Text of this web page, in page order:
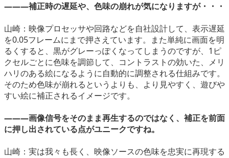
―――補正時の遅延や、色味の崩れが気になりますが・・・
山崎：映像プロセッサや回路などを自社設計して、表示遅延
を0.05フレームにまで押さえています。また単純に画面を明
るくすると、黒がグレーっぽくなってしまうのですが、1ピ
クセルごとに色味を調節して、コントラストの効いた、メリ
ハリのある絵になるように自動的に調整される仕組みです。
そのため色味が崩れるというよりも、より見やすく、遊びや
すい絵に補正されるイメージです。
―――画像信号をそのまま再生するのではなく、補正を前面
に押し出されている点がユニークですね。
山崎：実は我々も長く、映像ソースの色味を忠実に再現する